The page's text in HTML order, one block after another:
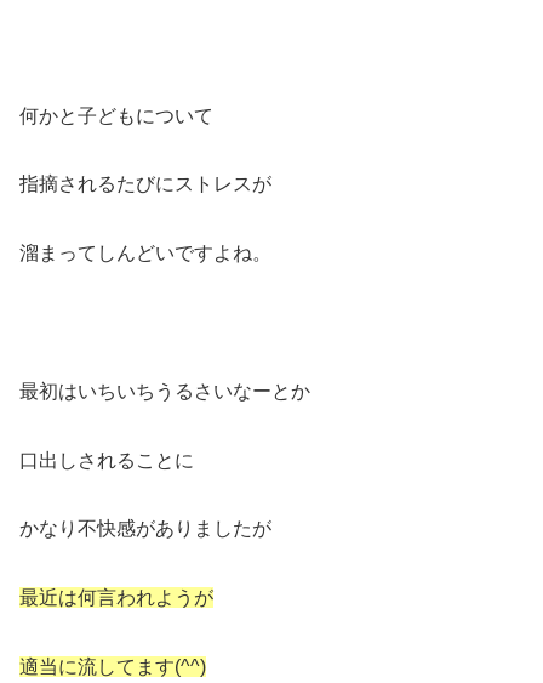
何かと子どもについて
指摘されるたびにストレスが
溜まってしんどいですよね。
最初はいちいちうるさいなーとか
口出しされることに
かなり不快感がありましたが
最近は何言われようが
適当に流してます(^^)